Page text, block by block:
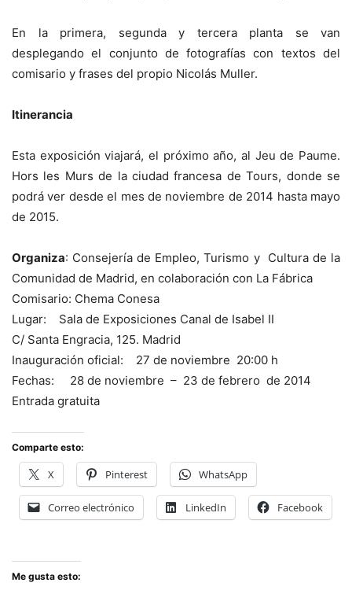
En la primera, segunda y tercera planta se van
desplegando el conjunto de fotografías con textos del
comisario y frases del propio Nicolás Muller.
Itinerancia
Esta exposición viajará, el próximo año, al Jeu de Paume.
Hors les Murs de la ciudad francesa de Tours, donde se
podrá ver desde el mes de noviembre de 2014 hasta mayo
de 2015.
Organiza: Consejería de Empleo, Turismo y Cultura de la
Comunidad de Madrid, en colaboración con La Fábrica
Comisario: Chema Conesa
Lugar: Sala de Exposiciones Canal de Isabel II
C/ Santa Engracia, 125. Madrid
Inauguración oficial: 27 de noviembre 20:00 h
Fechas: 28 de noviembre – 23 de febrero de 2014
Entrada gratuita
Comparte esto:
X Pinterest WhatsApp
Correo electrónico LinkedIn Facebook
Me gusta esto: